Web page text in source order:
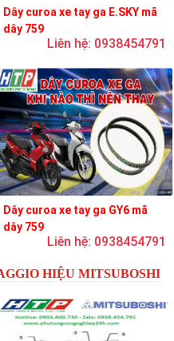
Dây curoa xe tay ga E.SKY mã
dây 759
Liên hệ: 0938454791
Dây curoa xe tay ga GY6 mã
dây 759
Liên hệ: 0938454791
HIỆU MITSUBOSHI